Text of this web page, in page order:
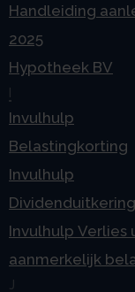
Handleiding
2025
Hypotheek BV
Invulhulp
Belastingkorting
Invulhulp
Dividenduitkering
Invulhulp Verlies
aanmerkelijk